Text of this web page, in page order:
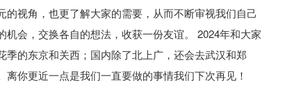
视角，也更了解大家的需要，从而不断审视我们自己
会，交换各自的想法，收获一份友谊。 2024年和大家
的东京和关西；国内除了北上广，还会去武汉和郑
你更近一点是我们一直要做的事情我们下次再见！